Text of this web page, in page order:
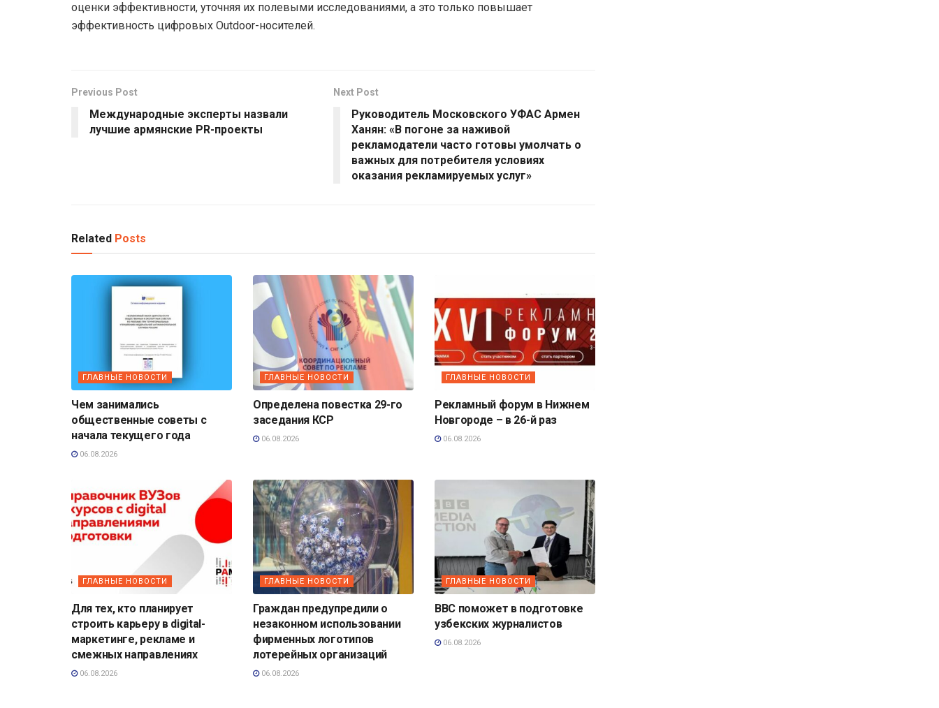
оценки эффективности, уточняя их полевыми исследованиями, а это только повышает
эффективность цифровых Outdoor-носителей.
Previous Post
Международные эксперты назвали
лучшие армянские PR-проекты
Next Post
Руководитель Московского УФАС Армен
Ханян: «В погоне за наживой
рекламодатели часто готовы умолчать о
важных для потребителя условиях
оказания рекламируемых услуг»
Related Posts
ГЛАВНЫЕ НОВОСТИ
Чем занимались
общественные советы с
начала текущего года
06.08.2026
ГЛАВНЫЕ НОВОСТИ
Определена повестка 29-го
заседания КСР
06.08.2026
ГЛАВНЫЕ НОВОСТИ
Рекламный форум в Нижнем
Новгороде – в 26-й раз
06.08.2026
ГЛАВНЫЕ НОВОСТИ
Для тех, кто планирует
строить карьеру в digital-
маркетинге, рекламе и
смежных направлениях
06.08.2026
ГЛАВНЫЕ НОВОСТИ
Граждан предупредили о
незаконном использовании
фирменных логотипов
лотерейных организаций
06.08.2026
ГЛАВНЫЕ НОВОСТИ
BBC поможет в подготовке
узбекских журналистов
06.08.2026